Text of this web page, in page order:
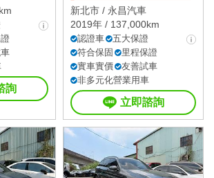
詢
新北市 / 永昌汽車
2019年 / 137,000km
認證車
五大保證
符合保固
里程保證
實車實價
友善試車
非多元化營業用車
立即諮詢